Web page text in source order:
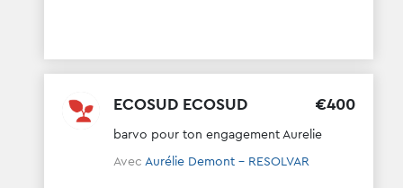
ECOSUD ECOSUD €400
barvo pour ton engagement Aurelie
Avec Aurélie Demont - RESOLVAR